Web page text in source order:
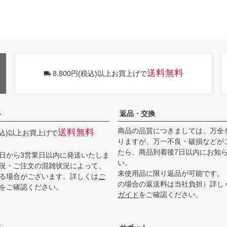
8,800円(税込)以上お買上げで送料無料
)以上お買上げで送料無料
から3営業日以内に発送いたしま
・ご注文の混雑状況によって、
場合がございます。詳しくはご
ご確認ください。
返品・交換
商品の品質につきましては、万全
りますが、万一不良・破損などが
たら、商品到着後7日以内にお知
い。
未使用品に限り返品が可能です。
の場合の返送料は当社負担）詳し
ガイドをご確認ください。